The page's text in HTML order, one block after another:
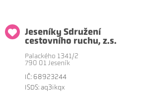
Jeseníky Sdružení
cestovního ruchu, z.s.
Palackého 1341/2
790 01 Jeseník
IČ: 68923244
ISDS: aq3ikqx